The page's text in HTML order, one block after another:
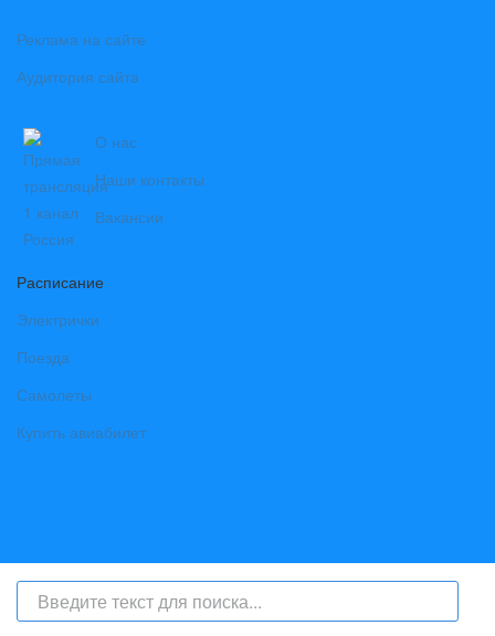
Реклама на сайте
Аудитория сайта
О нас
Наши контакты
Вакансии
Расписание
Электрички
Поезда
Самолеты
Купить авиабилет